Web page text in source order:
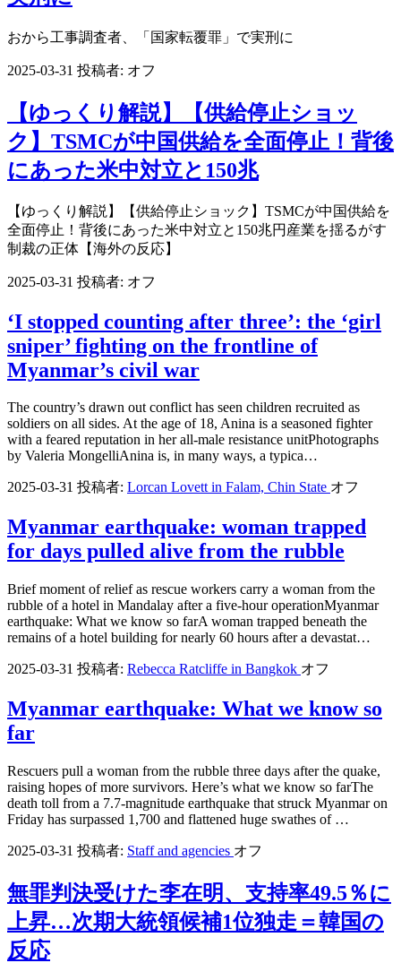
おから工事調査者、「国家転覆罪」で実刑に
2025-03-31 投稿者: オフ
【ゆっくり解説】【供給停止ショッ
ク】TSMCが中国供給を全面停止！背後
にあった米中対立と150兆
【ゆっくり解説】【供給停止ショック】TSMCが中国供給を
全面停止！背後にあった米中対立と150兆円産業を揺るがす
制裁の正体【海外の反応】
2025-03-31 投稿者: オフ
‘I stopped counting after three’: the ‘girl
sniper’ fighting on the frontline of
Myanmar’s civil war
The country’s drawn out conflict has seen children recruited as
soldiers on all sides. At the age of 18, Anina is a seasoned fighter
with a feared reputation in her all-male resistance unitPhotographs
by Valeria MongelliAnina is, in many ways, a typica…
2025-03-31 投稿者: Lorcan Lovett in Falam, Chin State オフ
Myanmar earthquake: woman trapped
for days pulled alive from the rubble
Brief moment of relief as rescue workers carry a woman from the
rubble of a hotel in Mandalay after a five-hour operationMyanmar
earthquake: What we know so farA woman trapped beneath the
remains of a hotel building for nearly 60 hours after a devastat…
2025-03-31 投稿者: Rebecca Ratcliffe in Bangkok オフ
Myanmar earthquake: What we know so
far
Rescuers pull a woman from the rubble three days after the quake,
raising hopes of more survivors. Here’s what we know so farThe
death toll from a 7.7-magnitude earthquake that struck Myanmar on
Friday has surpassed 1,700 and flattened huge swathes of …
2025-03-31 投稿者: Staff and agencies オフ
無罪判決受けた李在明、支持率49.5％に
上昇…次期大統領候補1位独走＝韓国の
反応